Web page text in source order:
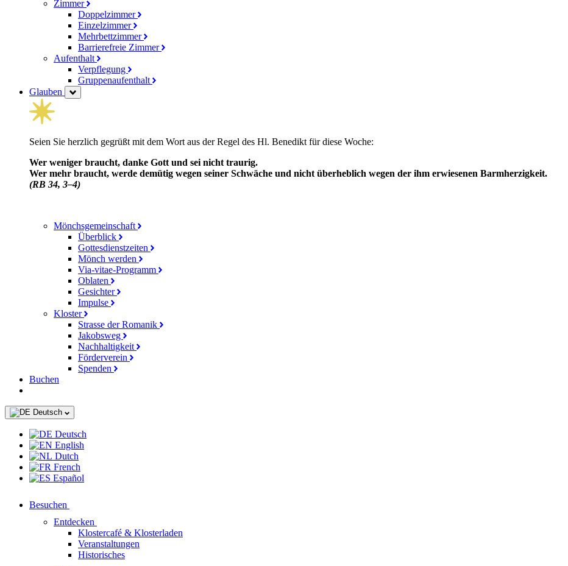
Zimmer
Doppelzimmer
Einzelzimmer
Mehrbettzimmer
Barrierefreie Zimmer
Aufenthalt
Verpflegung
Gruppenaufenthalt
Glauben
Seien Sie herzlich gegrüßt mit dem Wort aus der Regel des Hl. Benedikt für diese Woche:
Wer weniger braucht, danke Gott und sei nicht traurig.
Wer mehr braucht, werde demütig wegen seiner Schwäche und nicht über­heblich wegen der ihm erwiesenen Barm­herzig­keit.
(RB 34, 3–4)
Mönchsgemeinschaft
Überblick
Gottesdienstzeiten
Mönch werden
Via-vitae-Programm
Oblaten
Gesichter
Impulse
Kloster
Strasse der Romanik
Jakobsweg
Nachhaltigkeit
Förderverein
Spenden
Buchen
Deutsch
Deutsch
English
Dutch
French
Español
Besuchen
Entdecken
Klostercafé & Klosterladen
Veranstaltungen
Historisches